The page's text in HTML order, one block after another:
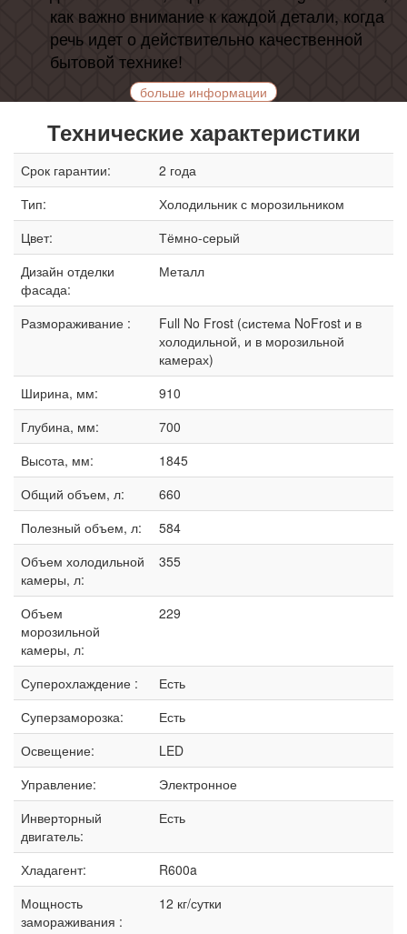
как важно внимание к каждой детали, когда
речь идет о действительно качественной
бытовой технике!
больше информации
Технические характеристики
Срок гарантии:
2 года
Тип:
Холодильник с морозильником
Цвет:
Тёмно-серый
Дизайн отделки
фасада:
Металл
Размораживание :
Full No Frost (система NoFrost и в
холодильной, и в морозильной
камерах)
Ширина, мм:
910
Глубина, мм:
700
Высота, мм:
1845
Общий объем, л:
660
Полезный объем, л:
584
Объем холодильной
камеры, л:
355
Объем
морозильной
камеры, л:
229
Суперохлаждение :
Есть
Суперзаморозка:
Есть
Освещение:
LED
Управление:
Электронное
Инверторный
двигатель:
Есть
Хладагент:
R600a
Мощность
замораживания :
12 кг/сутки